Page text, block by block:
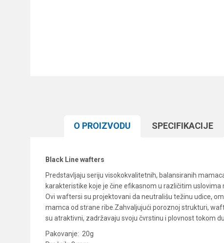
O PROIZVODU SPECIFIKACIJЕ
Black Line wafters
Predstavljaju seriju visokokvalitetnih, balansiranih
karakteristike koje je čine efikasnom u različitim uslovima
Ovi waftersi su projektovani da neutrališu težinu udice,
mamca od strane ribe.Zahvaljujući poroznoj strukturi,
su atraktivni, zadržavaju svoju čvrstinu i plovnost tokom
Pakovanje: 20g